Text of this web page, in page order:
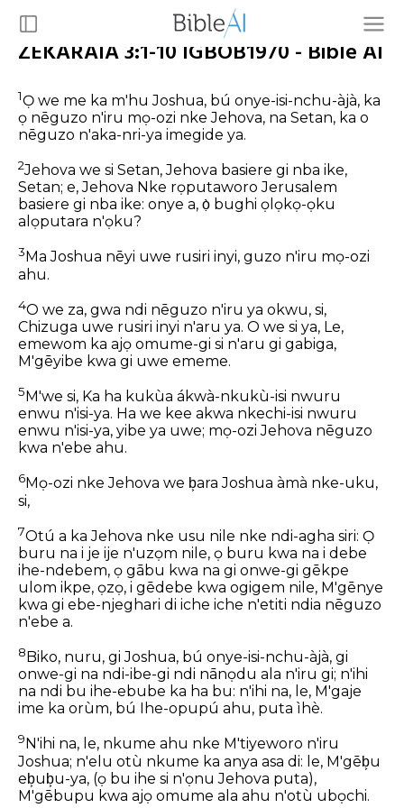
ZEKARAIA 3:1-10 IGBOB1970 - Bible AI
1Ọ we me ka m'hu Joshua, bú onye-isi-nchu-àjà, ka
ọ nēguzo n'iru mọ-ozi nke Jehova, na Setan, ka o
nēguzo n'aka-nri-ya imegide ya.
2Jehova we si Setan, Jehova basiere gi nba ike,
Setan; e, Jehova Nke rọputaworo Jerusalem
basiere gi nba ike: onye a, ọ̀ bughi ọlọkọ-ọku
alọputara n'ọku?
3 Ma Joshua nēyi uwe rusiri inyi, guzo n'iru mọ-ozi
ahu.
4O we za, gwa ndi nēguzo n'iru ya okwu, si,
Chizuga uwe rusiri inyi n'aru ya. O we si ya, Le,
emewom ka ajọ omume-gi si n'aru gi gabiga,
M'gēyibe kwa gi uwe ememe.
5 M'we si, Ka ha kukùa ákwà-nkukù-isi nwuru
enwu n'isi-ya. Ha we kee akwa nkechi-isi nwuru
enwu n'isi-ya, yibe ya uwe; mọ-ozi Jehova nēguzo
kwa n'ebe ahu.
6Mọ-ozi nke Jehova we b͕ara Joshua àmà nke-uku,
si,
7Otú a ka Jehova nke usu nile nke ndi-agha siri: Ọ
buru na i je ije n'uzọm nile, ọ buru kwa na i debe
ihe-ndebem, ọ gābu kwa na gi onwe-gi gēkpe
ulom ikpe, ọzọ, i gēdebe kwa ogigem nile, M'gēnye
kwa gi ebe-njeghari di iche iche n'etiti ndia nēguzo
n'ebe a.
8 Biko, nuru, gi Joshua, bú onye-isi-nchu-àjà, gi
onwe-gi na ndi-ibe-gi ndi nānọdu ala n'iru gi; n'ihi
na ndi bu ihe-ebube ka ha bu: n'ihi na, le, M'gaje
ime ka orùm, bú Ihe-opupú ahu, puta ìhè.
9 N'ihi na, le, nkume ahu nke M'tiyeworo n'iru
Joshua; n'elu otù nkume ka anya asa di: le, M'gēb͕u
eb͕ub͕u-ya, (ọ bu ihe si n'ọnu Jehova puta),
M'gēbupu kwa ajọ omume ala ahu n'otù ubọchi.